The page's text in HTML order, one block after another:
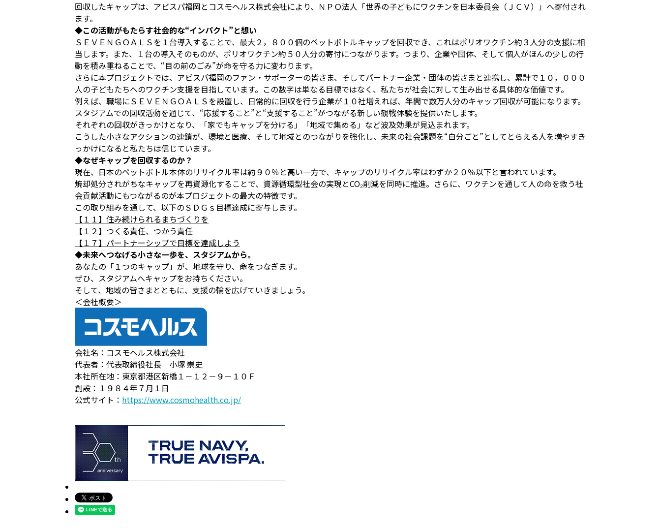
回収したキャップは、アビスパ福岡とコスモヘルス株式会社により、ＮＰＯ法人「世界の子どもにワクチンを日本委員会（ＪＣＶ）」へ寄付され
ます。
◆この活動がもたらす社会的な“インパクト”と想い
ＳＥＶＥＮＧＯＡＬＳを１台導入することで、最大２，８００個のペットボトルキャップを回収でき、これはポリオワクチン約３人分の支援に相
当します。また、１台の導入そのものが、ポリオワクチン約５０人分の寄付につながります。つまり、企業や団体、そして個人がほんの少しの行
動を積み重ねることで、“目の前のごみ”が命を守る力に変わります。
さらに本プロジェクトでは、アビスパ福岡のファン・サポーターの皆さま、そしてパートナー企業・団体の皆さまと連携し、累計で１０，０００
人の子どもたちへのワクチン支援を目指しています。この数字は単なる目標ではなく、私たちが社会に対して生み出せる具体的な価値です。
例えば、職場にＳＥＶＥＮＧＯＡＬＳを設置し、日常的に回収を行う企業が１０社増えれば、年間で数万人分のキャップ回収が可能になります。
スタジアムでの回収活動を通じて、“応援すること”と“支援すること”がつながる新しい観戦体験を提供いたします。
それぞれの回収がきっかけとなり、「家でもキャップを分ける」「地域で集める」など波及効果が見込まれます。
こうした小さなアクションの連鎖が、環境と医療、そして地域とのつながりを強化し、未来の社会課題を“自分ごと”としてとらえる人を増やすき
っかけになると私たちは信じています。
◆なぜキャップを回収するのか？
現在、日本のペットボトル本体のリサイクル率は約９０％と高い一方で、キャップのリサイクル率はわずか２０％以下と言われています。
焼却処分されがちなキャップを再資源化することで、資源循環型社会の実現とCO₂削減を同時に推進。さらに、ワクチンを通して人の命を救う社
会貢献活動にもつながるのが本プロジェクトの最大の特徴です。
この取り組みを通して、以下のＳＤＧｓ目標達成に寄与します。
【１１】住み続けられるまちづくりを
【１２】つくる責任、つかう責任
【１７】パートナーシップで目標を達成しよう
◆未来へつなげる小さな一歩を、スタジアムから。
あなたの「１つのキャップ」が、地球を守り、命をつなぎます。
ぜひ、スタジアムへキャップをお持ちください。
そして、地域の皆さまとともに、支援の輪を広げていきましょう。
＜会社概要＞
会社名：コスモヘルス株式会社
代表者：代表取締役社長 小塚 崇史
本社所在地：東京都港区新橋１－１２－９－１０Ｆ
創設：１９８４年７月１日
公式サイト： https://www.cosmohealth.co.jp/